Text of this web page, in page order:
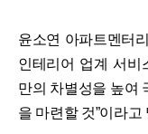
윤소연 아파트멘터
인테리어 업계 서비
만의 차별성을 높여
을 마련할 것”이라고